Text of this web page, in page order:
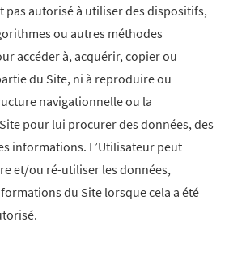
pas autorisé à utiliser des dispositifs,
ou autres méthodes
accéder à, acquérir, copier ou
du Site, ni à reproduire ou
navigationnelle ou la
pour lui procurer des données, des
informations. L’Utilisateur peut
et/ou ré-utiliser les données,
du Site lorsque cela a été